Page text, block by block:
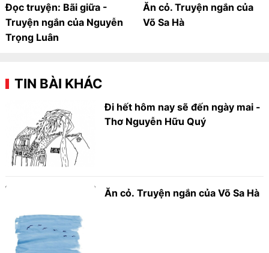
Đọc truyện: Bãi giữa -
Truyện ngắn của Nguyễn
Trọng Luân
Ăn cỏ. Truyện ngắn của
Võ Sa Hà
TIN BÀI KHÁC
Đi hết hôm nay sẽ đến ngày mai -
Thơ Nguyễn Hữu Quý
Ăn cỏ. Truyện ngắn của Võ Sa Hà